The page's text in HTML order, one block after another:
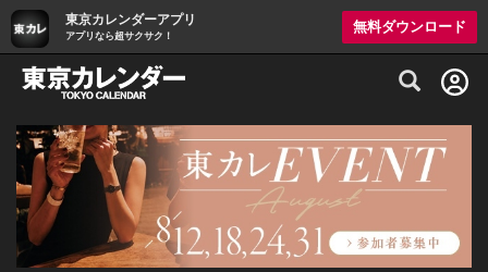
東京カレンダーアプリ
アプリなら超サクサク！
無料ダウンロード
グルメ情報・プレミアムレストラン予約